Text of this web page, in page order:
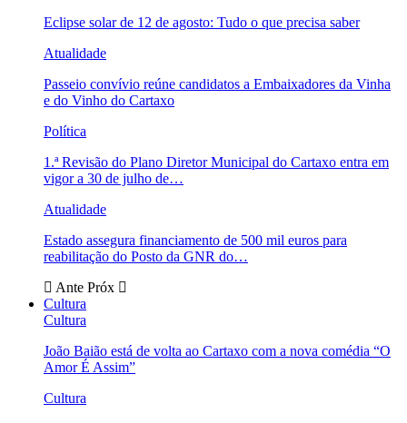
Eclipse solar de 12 de agosto: Tudo o que precisa saber
Atualidade
Passeio convívio reúne candidatos a Embaixadores da Vinha
e do Vinho do Cartaxo
Política
1.ª Revisão do Plano Diretor Municipal do Cartaxo entra em
vigor a 30 de julho de…
Atualidade
Estado assegura financiamento de 500 mil euros para
reabilitação do Posto da GNR do…
Ante Próx
Cultura
Cultura
João Baião está de volta ao Cartaxo com a nova comédia “O
Amor É Assim”
Cultura